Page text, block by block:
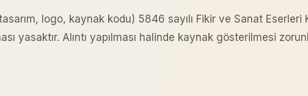
logo, kaynak kodu) 5846 sayılı Fikir ve Sanat Eserleri
yasaktır. Alıntı yapılması halinde kaynak gösterilmesi